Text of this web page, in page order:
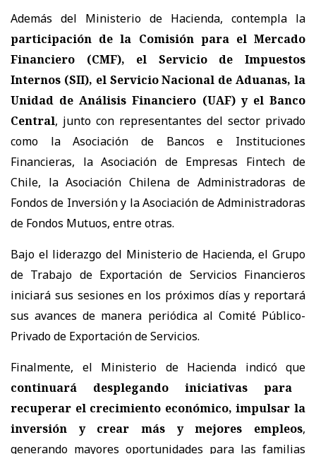
Además del Ministerio de Hacienda, contempla la
participación de la Comisión para el Mercado
Financiero (CMF), el Servicio de Impuestos
Internos (SII), el Servicio Nacional de Aduanas, la
Unidad de Análisis Financiero (UAF) y el Banco
Central, junto con representantes del sector privado
como la Asociación de Bancos e Instituciones
Financieras, la Asociación de Empresas Fintech de
Chile, la Asociación Chilena de Administradoras de
Fondos de Inversión y la Asociación de Administradoras
de Fondos Mutuos, entre otras.
Bajo el liderazgo del Ministerio de Hacienda, el Grupo
de Trabajo de Exportación de Servicios Financieros
iniciará sus sesiones en los próximos días y reportará
sus avances de manera periódica al Comité Público-
Privado de Exportación de Servicios.
Finalmente, el Ministerio de Hacienda indicó que
continuará desplegando iniciativas para
recuperar el crecimiento económico, impulsar la
inversión y crear más y mejores empleos,
generando mayores oportunidades para las familias